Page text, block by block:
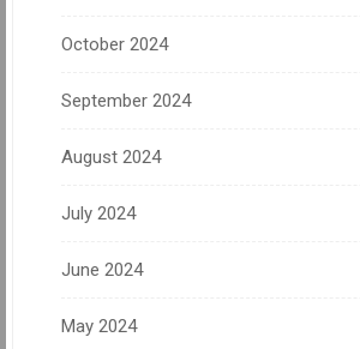
October 2024
September 2024
August 2024
July 2024
June 2024
May 2024